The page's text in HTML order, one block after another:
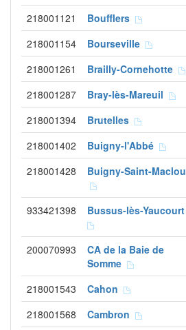
218001121 Boufflers
218001154 Bourseville
218001261 Brailly-Cornehotte
218001287 Bray-lès-Mareuil
218001394 Brutelles
218001402 Buigny-l'Abbé
218001428 Buigny-Saint-Maclou
933421398 Bussus-lès-Yaucourt
200070993
CA de la Baie de
Somme
218001543 Cahon
218001568 Cambron